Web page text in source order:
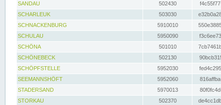
SANDAU
502430
SCHARLEUK
503030
SCHNACKENBURG
5910010
SCHULAU
5950090
SCHÖNA
501010
SCHÖNEBECK
502130
SCHÖPFSTELLE
5952030
SEEMANNSHÖFT
5952060
STADERSAND
5970013
STORKAU
502370